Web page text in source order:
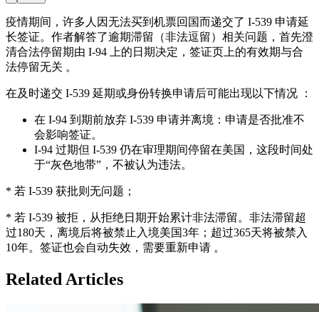
疫情期间，许多人因无法买到机票回国而递交了 I‑539 申请延
长签证。作者解答了逾期滞留（非法逗留）相关问题，首先澄
清合法停留期由 I‑94 上的日期决定，签证页上的有效期与合
法停留无关 。
在及时递交 I‑539 延期或身份转换申请后可能出现以下情况 ：
在 I‑94 到期前放弃 I‑539 申请并离境：申请是否批准不
会影响签证。
I‑94 过期但 I‑539 仍在审理期间停留在美国，这段时间处
于“灰色地带”，不被认为违法。
* 若 I‑539 获批则无问题；
* 若 I‑539 被拒，从拒绝日期开始累计非法滞留。非法滞留超
过180天，离境后将被禁止入境美国3年；超过365天将被禁入
10年。签证也会自动失效，需要重新申请 。
Related Articles